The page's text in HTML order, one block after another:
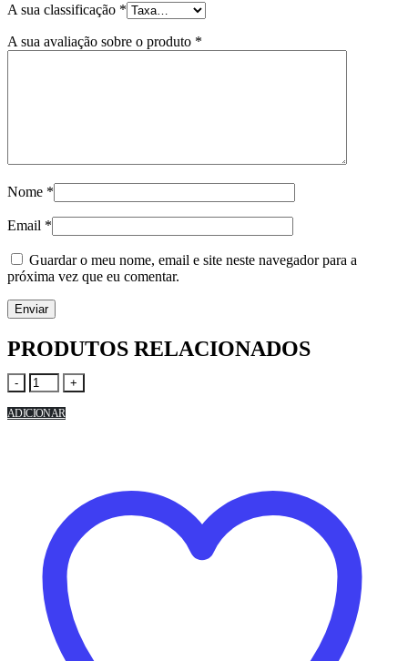
A sua classificação *
A sua avaliação sobre o produto *
Nome *
Email *
Guardar o meu nome, email e site neste navegador para a
próxima vez que eu comentar.
PRODUTOS RELACIONADOS
- +
ADICIONAR